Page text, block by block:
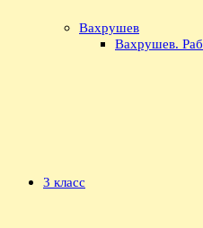
Вахрушев
Вахрушев.
3 класс